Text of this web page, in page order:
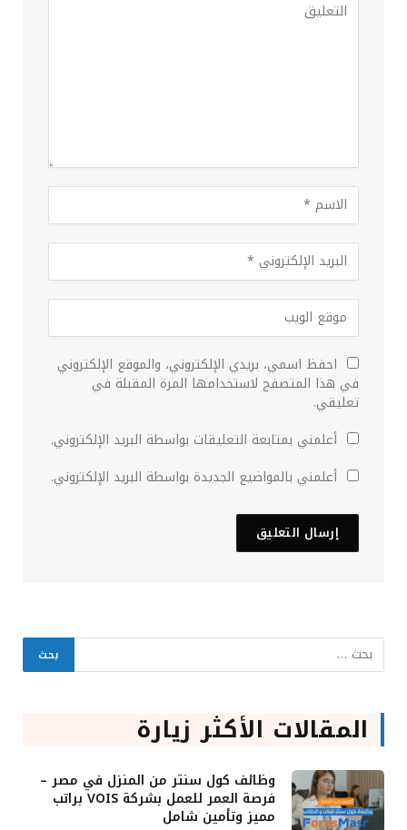
احفظ اسمي، بريدي الإلكتروني، والموقع الإلكتروني
في هذا المتصفح لاستخدامها المرة المقبلة في
تعليقي.
أعلمني بمتابعة التعليقات بواسطة البريد الإلكتروني.
أعلمني بالمواضيع الجديدة بواسطة البريد الإلكتروني.
المقالات الأكثر زيارة
وظائف كول سنتر من المنزل في مصر –
فرصة العمر للعمل بشركة VOIS براتب
مميز وتأمين شامل